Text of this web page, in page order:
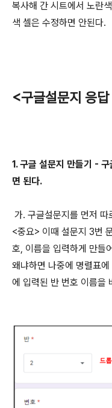
복사해 간 시트에서 노란
색 셀은 수정하면 안된다.
<구글설문지 응
1. 구글 설문지 만들기 -
면 된다.
가. 구글설문지를 먼저 따
<중요> 이때 설문지 3번
호, 이름을 입력하게 만들
왜냐하면 나중에 명렬표
에 입력된 반 번호 이름을